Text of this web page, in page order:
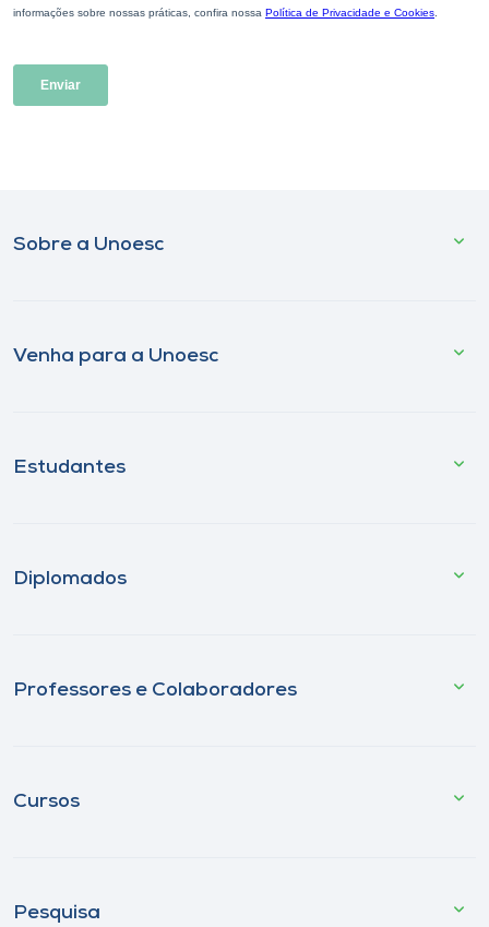
Sobre a Unoesc
Venha para a Unoesc
Estudantes
Diplomados
Professores e Colaboradores
Cursos
Pesquisa